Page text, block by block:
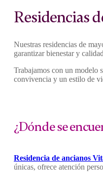
Residencias
Nuestras residencias de
garantizar bienestar y
Trabajamos con un modelo
convivencia y un estilo de
¿Dónde se
Residencia de ancianos
únicas, ofrece atención